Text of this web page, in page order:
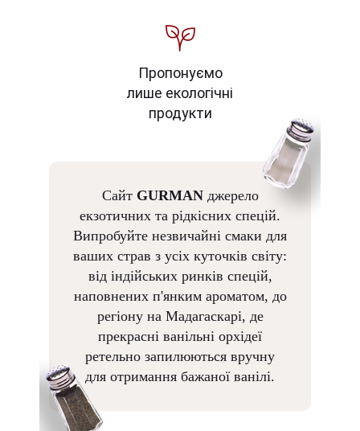
Пропонуємо
лише екологічні
продукти
Сайт GURMANджерело
екзотичних та рідкісних спецій.
Випробуйте незвичайні смаки для
ваших страв з усіх куточків світу:
від індійських ринків спецій,
наповнених п'янким ароматом, до
регіону на Мадагаскарі, де
прекрасні ванільні орхідеї
ретельно запилюються вручну
для отримання бажаної ванілі.